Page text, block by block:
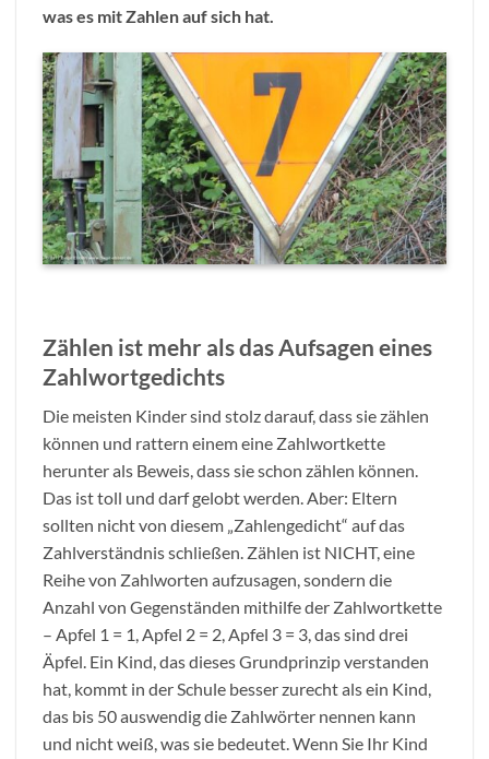
was es mit Zahlen auf sich hat.
Zählen ist mehr als das Aufsagen eines
Zahlwortgedichts
Die meisten Kinder sind stolz darauf, dass sie zählen
können und rattern einem eine Zahlwortkette
herunter als Beweis, dass sie schon zählen können.
Das ist toll und darf gelobt werden. Aber: Eltern
sollten nicht von diesem „Zahlengedicht“ auf das
Zahlverständnis schließen. Zählen ist NICHT, eine
Reihe von Zahlworten aufzusagen, sondern die
Anzahl von Gegenständen mithilfe der Zahlwortkette
– Apfel 1 = 1, Apfel 2 = 2, Apfel 3 = 3, das sind drei
Äpfel. Ein Kind, das dieses Grundprinzip verstanden
hat, kommt in der Schule besser zurecht als ein Kind,
das bis 50 auswendig die Zahlwörter nennen kann
und nicht weiß, was sie bedeutet. Wenn Sie Ihr Kind